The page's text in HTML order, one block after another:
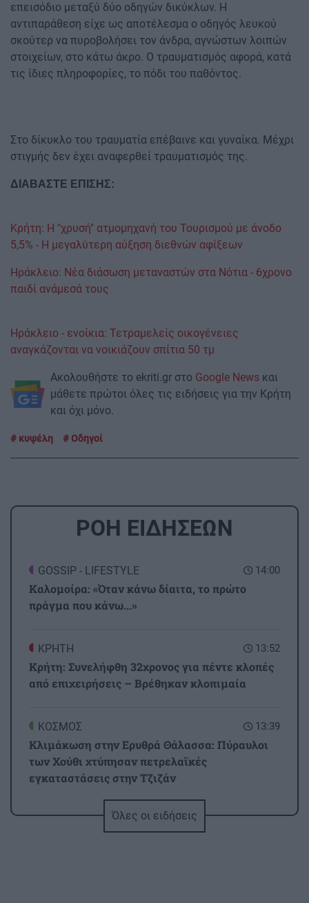
επεισόδιο μεταξύ δύο οδηγών δικύκλων. Η
αντιπαράθεση είχε ως αποτέλεσμα ο οδηγός λευκού
σκούτερ να πυροβολήσει τον άνδρα, αγνώστων λοιπών
στοιχείων, στο κάτω άκρο. Ο τραυματισμός αφορά, κατά
τις ίδιες πληροφορίες, το πόδι του παθόντος.
Στο δίκυκλο του τραυματία επέβαινε και γυναίκα. Μέχρι
στιγμής δεν έχει αναφερθεί τραυματισμός της.
ΔΙΑΒΑΣΤΕ ΕΠΙΣΗΣ:
Κρήτη: Η "χρυσή" ατμομηχανή του Τουρισμού με άνοδο
5,5% - Η μεγαλύτερη αύξηση διεθνών αφίξεων
Ηράκλειο: Νέα διάσωση μεταναστών στα Νότια - 6χρονο
παιδί ανάμεσά τους
Ηράκλειο - ενοίκια: Τετραμελείς οικογένειες
αναγκάζονται να νοικιάζουν σπίτια 50 τμ
Ακολουθήστε το ekriti.gr στο Google News και
μάθετε πρώτοι όλες τις ειδήσεις για την Κρήτη
και όχι μόνο.
κυψέλη Οδηγοί
ΡΟΗ ΕΙΔΗΣΕΩΝ
14:00
GOSSIP - LIFESTYLE
Καλομοίρα: «Όταν κάνω δίαιτα, το πρώτο
πράγμα που κάνω...»
13:52
ΚΡΗΤΗ
Κρήτη: Συνελήφθη 32χρονος για πέντε κλοπές
από επιχειρήσεις – Βρέθηκαν κλοπιμαία
13:39
ΚΟΣΜΟΣ
Κλιμάκωση στην Ερυθρά Θάλασσα: Πύραυλοι
των Χούθι χτύπησαν πετρελαϊκές
εγκαταστάσεις στην Τζιζάν
Όλες οι ειδήσεις